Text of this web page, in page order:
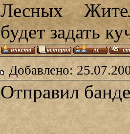
Лесных
будет задать
Добавлено:
Отправил